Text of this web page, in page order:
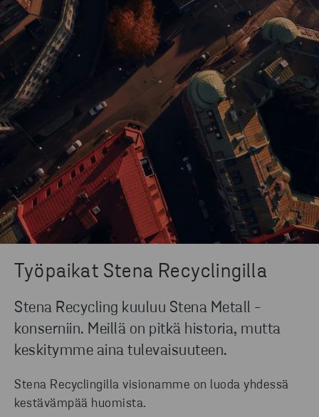
Työpaikat Stena Recyclingilla
Stena Recycling kuuluu Stena Metall -
konserniin. Meillä on pitkä historia, mutta
keskitymme aina tulevaisuuteen.
Stena Recyclingilla visionamme on luoda yhdessä
kestävämpää huomista.